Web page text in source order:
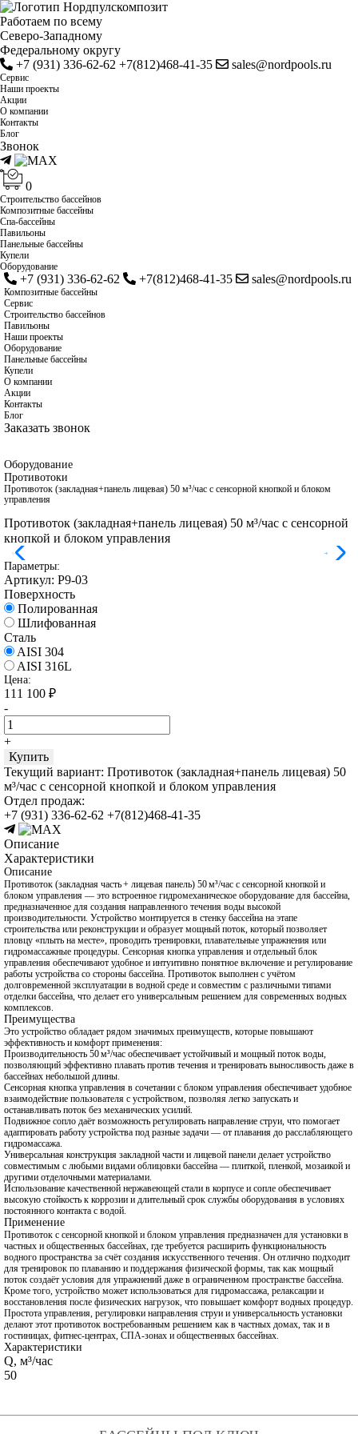
Работаем по всему
Cеверо-Западному
Федеральному округу
+7 (931) 336-62-62 +7(812)468-41-35 sales@nordpools.ru
Cервис
Наши проекты
Акции
О компании
Контакты
Блог
Звонок
0
Строительство бассейнов
Композитные бассейны
Спа-бассейны
Павильоны
Панельные бассейны
Купели
Оборудование
+7 (931) 336-62-62 +7(812)468-41-35 sales@nordpools.ru
Композитные бассейны
Cервис
Строительство бассейнов
Павильоны
Наши проекты
Оборудование
Панельные бассейны
Купели
О компании
Акции
Контакты
Блог
Заказать звонок
Оборудование
Противотоки
Противоток (закладная+панель лицевая) 50 м³/час с сенсорной кнопкой и блоком
управления
Противоток (закладная+панель лицевая) 50 м³/час с сенсорной
кнопкой и блоком управления
Параметры:
Артикул: Р9-03
Поверхность
Полированная
Шлифованная
Сталь
AISI 304
AISI 316L
Цена:
111 100 ₽
-
+
Купить
Текущий вариант: Противоток (закладная+панель лицевая) 50
м³/час с сенсорной кнопкой и блоком управления
Отдел продаж:
+7 (931) 336-62-62 +7(812)468-41-35
Описание
Характеристики
Описание
Противоток (закладная часть + лицевая панель) 50 м³/час с сенсорной кнопкой и
блоком управления — это встроенное гидромеханическое оборудование для бассейна,
предназначенное для создания направленного течения воды высокой
производительности. Устройство монтируется в стенку бассейна на этапе
строительства или реконструкции и образует мощный поток, который позволяет
пловцу «плыть на месте», проводить тренировки, плавательные упражнения или
гидромассажные процедуры. Сенсорная кнопка управления и отдельный блок
управления обеспечивают удобное и интуитивно понятное включение и регулирование
работы устройства со стороны бассейна. Противоток выполнен с учётом
долговременной эксплуатации в водной среде и совместим с различными типами
отделки бассейна, что делает его универсальным решением для современных водных
комплексов.
Преимущества
Это устройство обладает рядом значимых преимуществ, которые повышают
эффективность и комфорт применения:
Производительность 50 м³/час обеспечивает устойчивый и мощный поток воды,
позволяющий эффективно плавать против течения и тренировать выносливость даже в
бассейнах небольшой длины.
Сенсорная кнопка управления в сочетании с блоком управления обеспечивает удобное
взаимодействие пользователя с устройством, позволяя легко запускать и
останавливать поток без механических усилий.
Подвижное сопло даёт возможность регулировать направление струи, что помогает
адаптировать работу устройства под разные задачи — от плавания до расслабляющего
гидромассажа.
Универсальная конструкция закладной части и лицевой панели делает устройство
совместимым с любыми видами облицовки бассейна — плиткой, пленкой, мозаикой и
другими отделочными материалами.
Использование качественной нержавеющей стали в корпусе и сопле обеспечивает
высокую стойкость к коррозии и длительный срок службы оборудования в условиях
постоянного контакта с водой.
Применение
Противоток с сенсорной кнопкой и блоком управления предназначен для установки в
частных и общественных бассейнах, где требуется расширить функциональность
водного пространства за счёт создания искусственного течения. Он отлично подходит
для тренировок по плаванию и поддержания физической формы, так как мощный
поток создаёт условия для упражнений даже в ограниченном пространстве бассейна.
Кроме того, устройство может использоваться для гидромассажа, релаксации и
восстановления после физических нагрузок, что повышает комфорт водных процедур.
Простота управления, регулировки направления струи и универсальность установки
делают этот противоток востребованным решением как в частных домах, так и в
гостиницах, фитнес‑центрах, СПА‑зонах и общественных бассейнах.
Характеристики
Q, м³/час
50